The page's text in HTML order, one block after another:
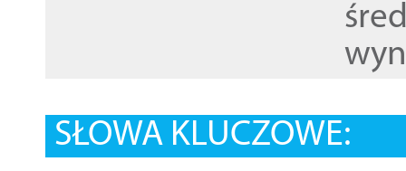
SŁOWA KLUCZOWE: